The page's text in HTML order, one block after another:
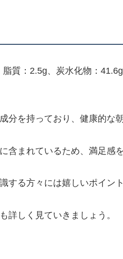
質：2.5g、炭水化物：
分を持っており、健康的な
含まれているため、満足感
する方々には嬉しいポイン
詳しく見ていきましょう。